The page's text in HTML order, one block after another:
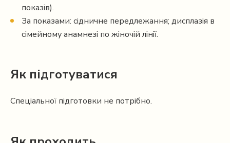
показів).
За показами: сідничне передлежання; дисплазія в
сімейному анамнезі по жіночій лінії.
Як підготуватися
Спеціальної підготовки не потрібно.